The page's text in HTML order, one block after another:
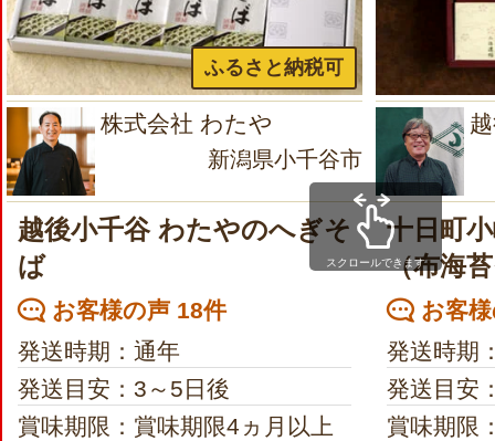
ふるさと納税可
株式会社 わたや
新潟県小千谷市
越後小千谷 わたやのへぎそ
ば
お客様の声 18件
発送時期：通年
発送目安：3～5日後
賞味期限：賞味期限4ヵ月以上
十日町
（布海
お客
発送時期
発送目安
賞味期限
スクロールできます